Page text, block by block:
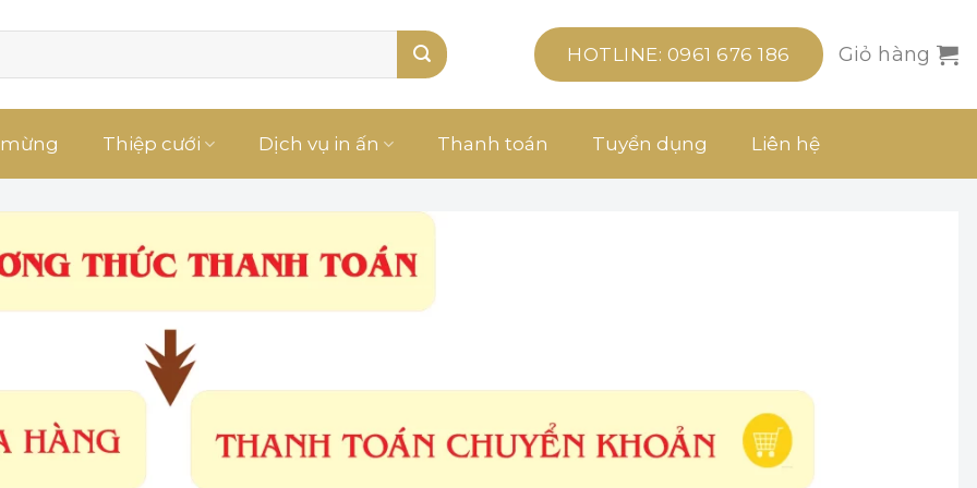
HOTLINE: 0961 676 186 Giỏ hàng
Thiệp cưới Dịch vụ in ấn Thanh toán Tuyển dụng Liên hệ